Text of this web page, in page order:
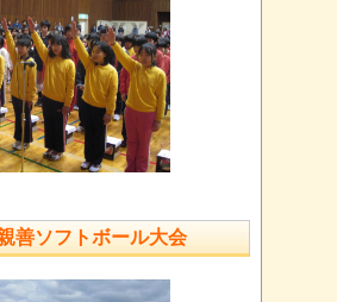
善ソフトボール大会